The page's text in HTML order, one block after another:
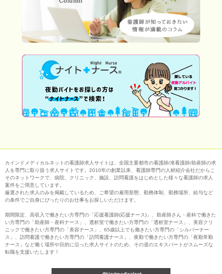
カインドメディカルネットの看護師求人サイトは、全国主要都市の看護師/准看護師/助産師の求
人を専門に取り扱う求人サイトです。2010年の創業以来、看護師専門の人材紹介会社だからこ
そのネットワークで、病院、クリニック、施設、訪問看護をはじめとした様々な看護師の求人
案件をご用意しています。
厳選された求人のみを掲載しているため、ご希望の雇用形態、勤務体制、勤務場所、給与など
の条件でご自身にぴったりのお仕事をお探しいただけます。
期間限定、高収入で働きたい方専門の「応援看護師(応援ナース)」、助産師さん・産科で働きた
い方専門の「助産師・産科ナース」、透析室で働きたい方専門の「透析室ナース」、美容クリ
ニックで働きたい方専門の「美容ナース」、65歳以上でも働きたい方専門の「シルバーナー
ス」、訪問看護で働きたい方専門の「訪問看護ナース」、夜勤で働きたい方専門の「夜勤常勤
ナース」など働く場所や目的に沿った求人サイトのため、その道のエキスパートがスムーズな
転職を支援いたします！